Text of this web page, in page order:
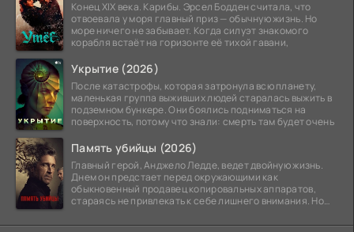
Конец XIX века. Карибы. Эрсел Бодден считала, что
отвоевала у моря главный приз — обычную жизнь. Но
море ничего не забывает. Когда силуэт знакомого
корабля встаёт на горизонте её тихой гавани,
Укрытие (2026)
После катастрофы, которая затронула всю планету,
маленькая группа выживших людей старалась выжить в
подземном бункере. Они боялись подниматься на
поверхность, потому что знали: смерть там будет очень
Память убийцы (2026)
Главный герой, Анджело Ледде, ведет двойную жизнь.
Днем он предстает перед окружающими как
обыкновенный продавец копировальных аппаратов,
стараясь не привлекать к себе лишнего внимания. Но